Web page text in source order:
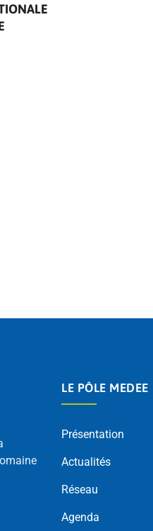
LE PÔLE MEDEE
Présentation
Actualités
Réseau
Agenda